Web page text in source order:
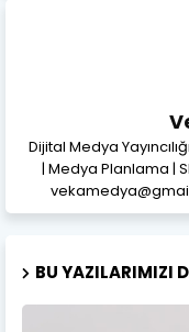
Dijital Medya
| Medya Planlama |
BU YAZILARIMIZI